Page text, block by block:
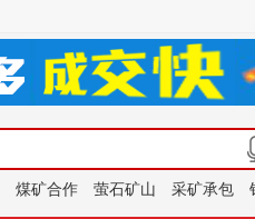
煤矿合作 萤石矿山 采矿承包